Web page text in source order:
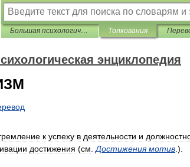
Большая психологическая энциклопедия Толкования
энциклопедия
к успеху в деятельности и
достижения (см Достижения мотив .).